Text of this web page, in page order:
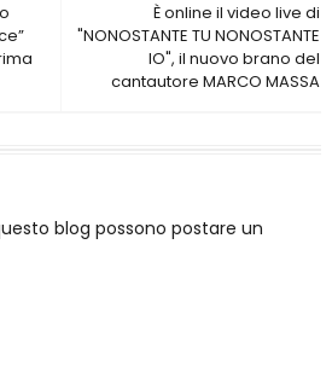
È online il video live di
"NONOSTANTE TU NONOSTANTE
IO", il nuovo brano del
cantautore MARCO MASSA
blog possono postare un